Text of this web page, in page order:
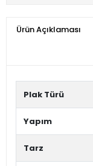
Ürün Açıklaması
Plak Türü
Yapım
Tarz